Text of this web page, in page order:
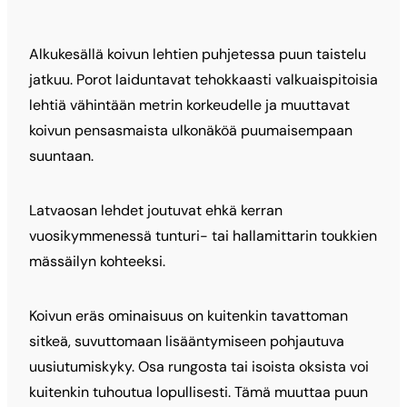
Alkukesällä koivun lehtien puhjetessa puun taistelu
jatkuu. Porot laiduntavat tehokkaasti valkuaispitoisia
lehtiä vähintään metrin korkeudelle ja muuttavat
koivun pensasmaista ulkonäköä puumaisempaan
suuntaan.
Latvaosan lehdet joutuvat ehkä kerran
vuosikymmenessä tunturi- tai hallamittarin toukkien
mässäilyn kohteeksi.
Koivun eräs ominaisuus on kuitenkin tavattoman
sitkeä, suvuttomaan lisääntymiseen pohjautuva
uusiutumiskyky. Osa rungosta tai isoista oksista voi
kuitenkin tuhoutua lopullisesti. Tämä muuttaa puun